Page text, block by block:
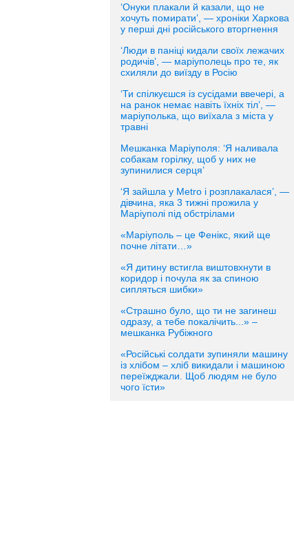
‘Онуки плакали й казали, що не
хочуть помирати’, — хроніки Харкова
у перші дні російського вторгнення
‘Люди в паніці кидали своїх лежачих
родичів’, — маріуполець про те, як
схиляли до виїзду в Росію
‘Ти спілкуєшся із сусідами ввечері, а
на ранок немає навіть їхніх тіл’, —
маріуполька, що виїхала з міста у
травні
Мешканка Маріуполя: ‘Я наливала
собакам горілку, щоб у них не
зупинилися серця’
‘Я зайшла у Metro і розплакалася’, —
дівчина, яка 3 тижні прожила у
Маріуполі під обстрілами
«Маріуполь – це Фенікс, який ще
почне літати…»
«Я дитину встигла виштовхнути в
коридор і почула як за спиною
сипляться шибки»
«Страшно було, що ти не загинеш
одразу, а тебе покалічить...» –
мешканка Рубіжного
«Російські солдати зупиняли машину
із хлібом – хліб викидали і машиною
переїжджали. Щоб людям не було
чого їсти»